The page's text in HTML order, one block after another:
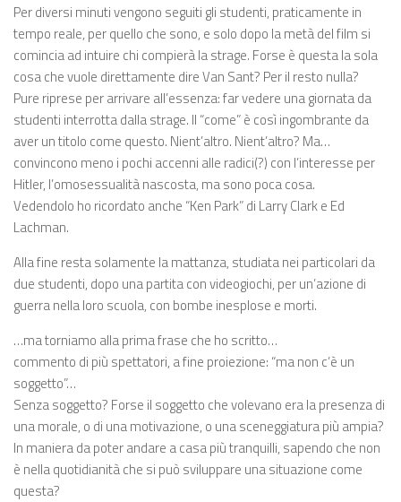
Per diversi minuti vengono seguiti gli studenti, praticamente in
tempo reale, per quello che sono, e solo dopo la metà del film si
comincia ad intuire chi compierà la strage. Forse è questa la sola
cosa che vuole direttamente dire Van Sant? Per il resto nulla?
Pure riprese per arrivare all’essenza: far vedere una giornata da
studenti interrotta dalla strage. Il “come” è così ingombrante da
aver un titolo come questo. Nient’altro. Nient’altro? Ma…
convincono meno i pochi accenni alle radici(?) con l’interesse per
Hitler, l’omosessualità nascosta, ma sono poca cosa.
Vedendolo ho ricordato anche “Ken Park” di Larry Clark e Ed
Lachman.
Alla fine resta solamente la mattanza, studiata nei particolari da
due studenti, dopo una partita con videogiochi, per un’azione di
guerra nella loro scuola, con bombe inesplose e morti.
…ma torniamo alla prima frase che ho scritto…
commento di più spettatori, a fine proiezione: “ma non c’è un
soggetto”…
Senza soggetto? Forse il soggetto che volevano era la presenza di
una morale, o di una motivazione, o una sceneggiatura più ampia?
In maniera da poter andare a casa più tranquilli, sapendo che non
è nella quotidianità che si può sviluppare una situazione come
questa?